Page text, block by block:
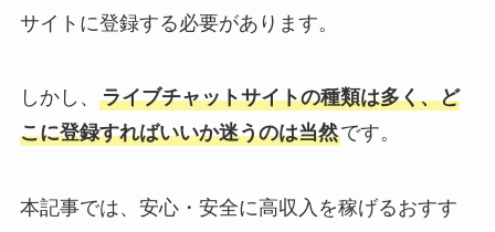
サイトに登録する必要があります。
しかし、 ライブチャットサイトの種類は多く、ど
こに登録すればいいか迷うのは当然です。
本記事では、安心・安全に高収入を稼げるおすす